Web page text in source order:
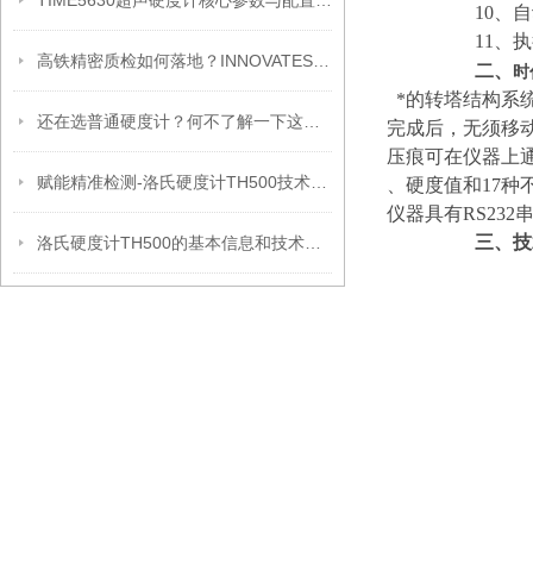
10、
11、
二、
*的转塔结构系
完成后，无须移
压痕可在仪器上
、硬度值和17种
仪器具有RS232
三、